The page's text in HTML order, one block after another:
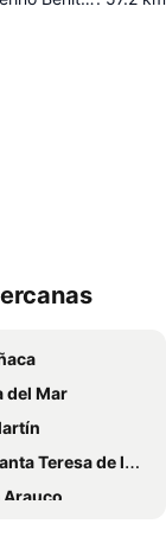
del Mar
de los Andes
Club